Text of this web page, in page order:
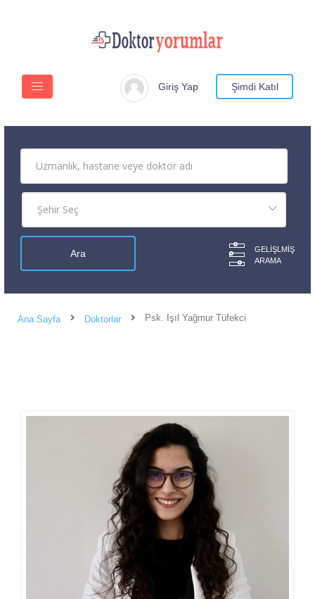
Giriş Yap Şimdi Katıl
GELIŞLMIŞ
ARAMA
Ana Sayfa Doktorlar Psk. Işıl Yağmur Tüfekci